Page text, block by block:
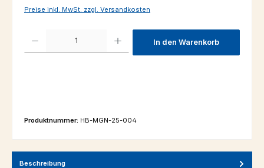
Preise inkl. MwSt. zzgl. Versandkosten
Produkt Anzahl: Gib den gewünschten Wert ein oder benutze die
In den Warenkorb
Produktnummer: HB-MGN-25-004
Beschreibung